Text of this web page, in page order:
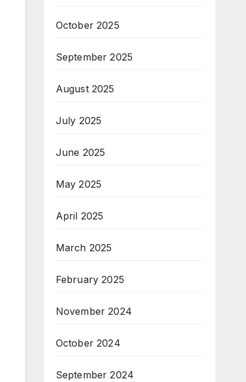
October 2025
September 2025
August 2025
July 2025
June 2025
May 2025
April 2025
March 2025
February 2025
November 2024
October 2024
September 2024